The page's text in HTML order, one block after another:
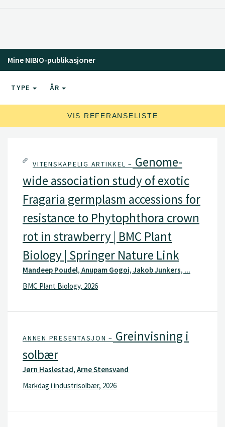
Mine NIBIO-publikasjoner
TYPE ÅR
VIS REFERANSELISTE
VITENSKAPELIG ARTIKKEL – Genome-
wide association study of exotic
Fragaria germplasm accessions for
resistance to Phytophthora crown
rot in strawberry | BMC Plant
Biology | Springer Nature Link
Mandeep Poudel, Anupam Gogoi, Jakob Junkers, ...
BMC Plant Biology, 2026
ANNEN PRESENTASJON – Greinvisning i
solbær
Jørn Haslestad, Arne Stensvand
Markdag i industrisolbær, 2026